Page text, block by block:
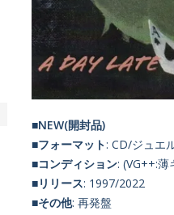
■NEW(開封品)
■フォーマット: CD/ジュエ
■コンディション: (VG++:
■リリース: 1997/2022
■その他: 再発盤